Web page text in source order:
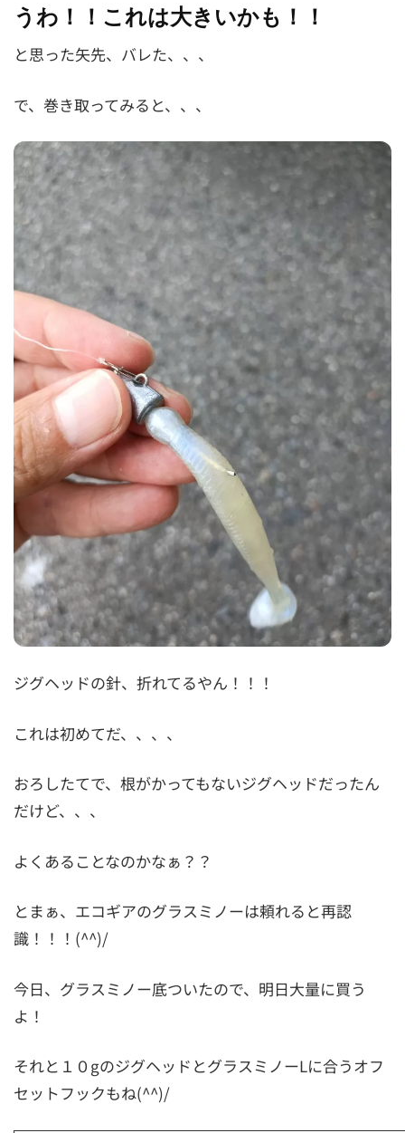
うわ！！これは大きいかも！！
と思った矢先、バレた、、、
で、巻き取ってみると、、、
ジグヘッドの針、折れてるやん！！！
これは初めてだ、、、、
おろしたてで、根がかってもないジグヘッドだったん
だけど、、、
よくあることなのかなぁ？？
とまぁ、エコギアのグラスミノーは頼れると再認
識！！！(^^)/
今日、グラスミノー底ついたので、明日大量に買う
よ！
それと１０gのジグヘッドとグラスミノーLに合うオフ
セットフックもね(^^)/